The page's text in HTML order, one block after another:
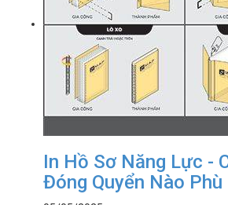
In Hồ Sơ Năng Lực -
Đóng Quyển Nào